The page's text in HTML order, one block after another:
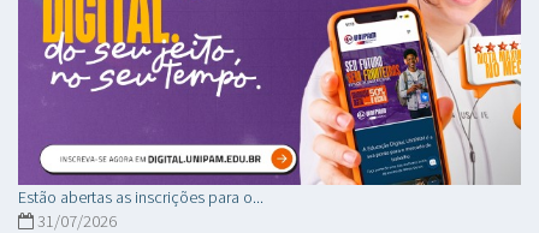
Estão abertas as inscrições para o...
31/07/2026